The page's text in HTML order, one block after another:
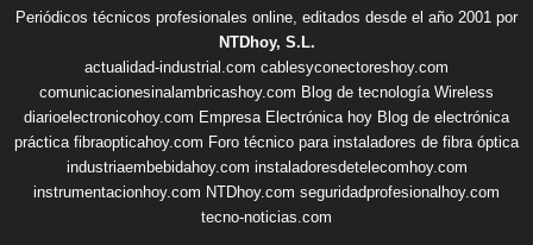
Periódicos técnicos profesionales online, editados desde el año 2001 por
NTDhoy, S.L.
actualidad-industrial.com cablesyconectoreshoy.com
comunicacionesinalambricashoy.com Blog de tecnología Wireless
diarioelectronicohoy.com Empresa Electrónica hoy Blog de electrónica
práctica fibraopticahoy.com Foro técnico para instaladores de fibra óptica
industriaembebidahoy.com instaladoresdetelecomhoy.com
instrumentacionhoy.com NTDhoy.com seguridadprofesionalhoy.com
tecno-noticias.com